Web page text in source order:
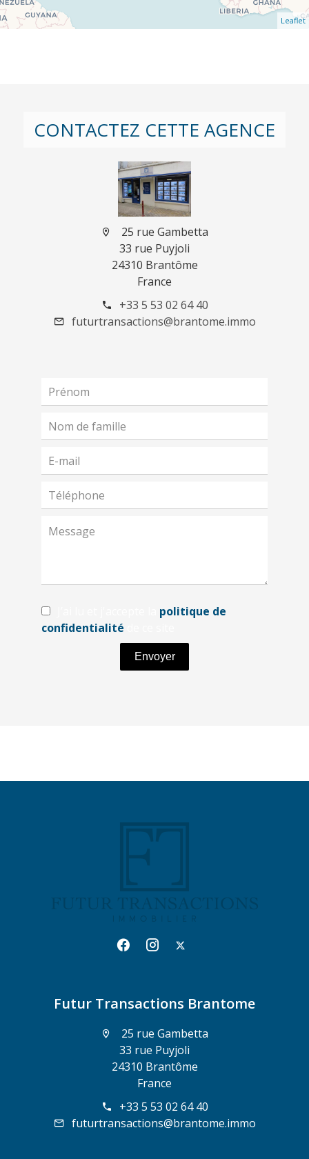
Leaflet
CONTACTEZ CETTE AGENCE
25 rue Gambetta
33 rue Puyjoli
24310 Brantôme
France
+33 5 53 02 64 40
futurtransactions@brantome.immo
politique de
confidentialité
Envoyer
Futur Transactions Brantome
25 rue Gambetta
33 rue Puyjoli
24310 Brantôme
France
+33 5 53 02 64 40
futurtransactions@brantome.immo